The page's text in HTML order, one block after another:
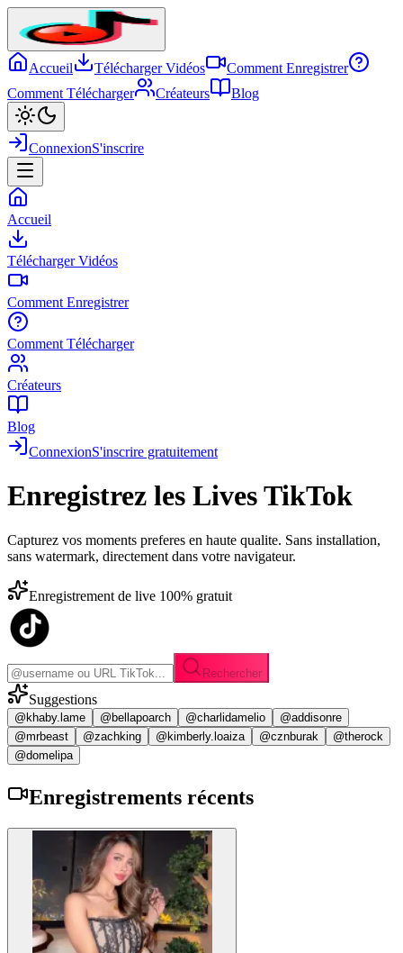
Accueil Télécharger Vidéos
Comment Enregistrer
Comment Télécharger
Créateurs Blog
ConnexionS'inscrire
Accueil
Télécharger Vidéos
Comment Enregistrer
Comment Télécharger
Créateurs
Blog
ConnexionS'inscrire gratuitement
Enregistrez les Lives TikTok
Capturez vos moments preferes en haute qualite. Sans installation,
sans watermark, directement dans votre navigateur.
Enregistrement de live 100% gratuit
Rechercher
Suggestions
@khaby.lame @bellapoarch @charlidamelio
@addisonre
@mrbeast
@zachking @kimberly.loaiza @cznburak
@therock
@domelipa
Enregistrements récents